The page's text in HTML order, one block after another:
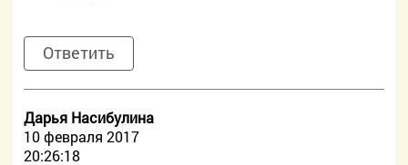
Ответить
Дарья Насибулина
10 февраля 2017
20:26:18